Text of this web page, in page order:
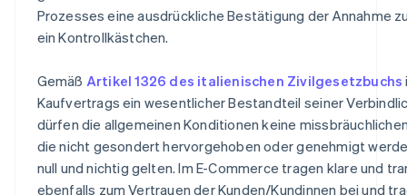
Prozesses eine ausdrückliche Bestätigung der Annahme
ein Kontrollkästchen.
Gemäß Artikel 1326 des italienischen Zivilgesetzbuchs
Kaufvertrags ein wesentlicher Bestandteil seiner
dürfen die allgemeinen Konditionen keine
die nicht gesondert hervorgehoben oder genehmigt
null und nichtig gelten. Im E-Commerce tragen klare und
ebenfalls zum Vertrauen der Kunden/Kundinnen bei und